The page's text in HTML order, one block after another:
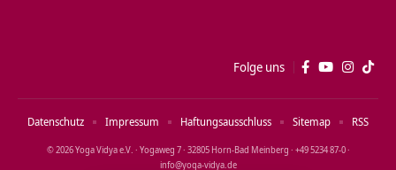
Folge uns
© 2026 Yoga Vidya e.V. · Yogaweg 7 · 32805 Horn‑Bad Meinberg · +49 5234 87‑0 ·
info@yoga‑vidya.de
Datenschutz Impressum Haftungsausschluss Sitemap RSS